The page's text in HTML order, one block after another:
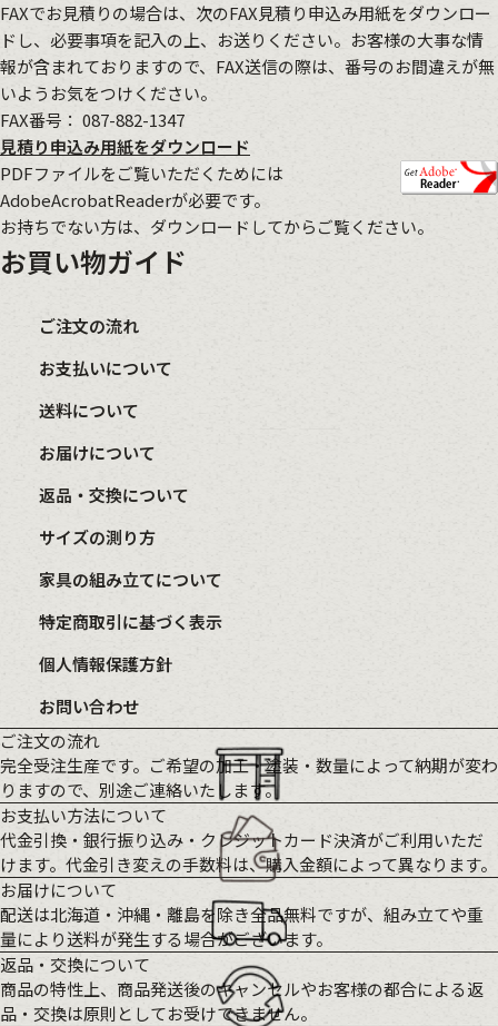
FAXでお見積りの場合は、次のFAX見積り申込み用紙をダウンロー
ドし、必要事項を記入の上、お送りください。お客様の大事な情
報が含まれておりますので、FAX送信の際は、番号のお間違えが無
いようお気をつけください。
FAX番号： 087-882-1347
見積り申込み用紙をダウンロード
PDFファイルをご覧いただくためには
AdobeAcrobatReaderが必要です。
お持ちでない方は、ダウンロードしてからご覧ください。
お買い物ガイド
ご注文の流れ
お支払いについて
送料について
お届けについて
返品・交換について
サイズの測り方
家具の組み立てについて
特定商取引に基づく表示
個人情報保護方針
お問い合わせ
ご注文の流れ
完全受注生産です。ご希望の加工・塗装・数量によって納期が変わ
りますので、別途ご連絡いたします。
お支払い方法について
代金引換・銀行振り込み・クレジットカード決済がご利用いただ
けます。代金引き変えの手数料は、購入金額によって異なります。
お届けについて
配送は北海道・沖縄・離島を除き全品無料ですが、組み立てや重
量により送料が発生する場合がございます。
返品・交換について
商品の特性上、商品発送後のキャンセルやお客様の都合による返
品・交換は原則としてお受けできません。